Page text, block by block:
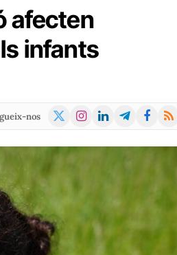
afecten
infants
nos
X
Instagram
LinkedInTelegramFacebook
RSS